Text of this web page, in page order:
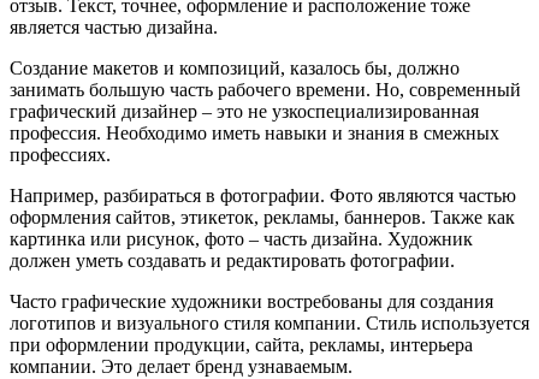
отзыв. Текст, точнее, оформление и расположение тоже
является частью дизайна.
Создание макетов и композиций, казалось бы, должно
занимать большую часть рабочего времени. Но, современный
графический дизайнер – это не узкоспециализированная
профессия. Необходимо иметь навыки и знания в смежных
профессиях.
Например, разбираться в фотографии. Фото являются частью
оформления сайтов, этикеток, рекламы, баннеров. Также как
картинка или рисунок, фото – часть дизайна. Художник
должен уметь создавать и редактировать фотографии.
Часто графические художники востребованы для создания
логотипов и визуального стиля компании. Стиль используется
при оформлении продукции, сайта, рекламы, интерьера
компании. Это делает бренд узнаваемым.